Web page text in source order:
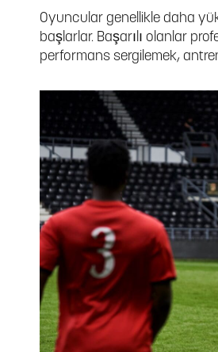
Oyuncular genellikle daha
başlarlar. Başarılı olanlar
performans sergilemek,